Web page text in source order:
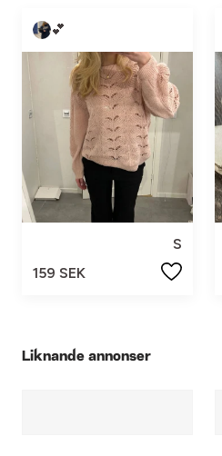
💕
S
159 SEK
Liknande annonser